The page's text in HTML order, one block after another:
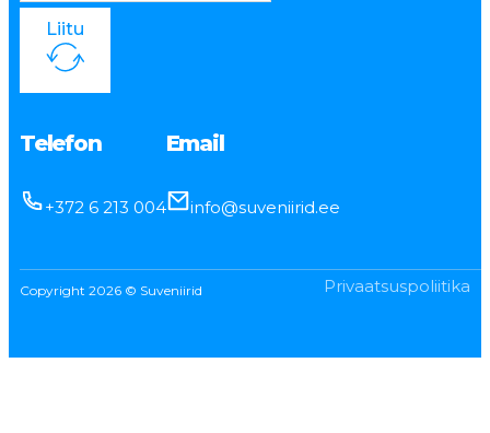
Liitu
Telefon
+372 6 213 004
Email
info@suveniirid.ee
Copyright 2026 © Suveniirid Privaatsuspoliitika